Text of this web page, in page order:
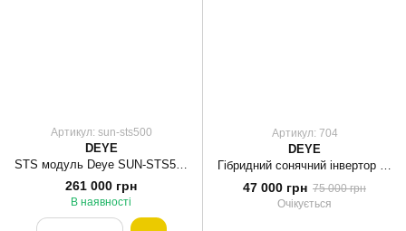
Артикул: sun-sts500
DEYE
261 000 грн
В наявності
Артикул: 704
DEYE
Гібридний сонячний інвертор Deye SUN-6K-SG03LP1-EU WiFi
47 000 грн 75 000 грн
Очікується